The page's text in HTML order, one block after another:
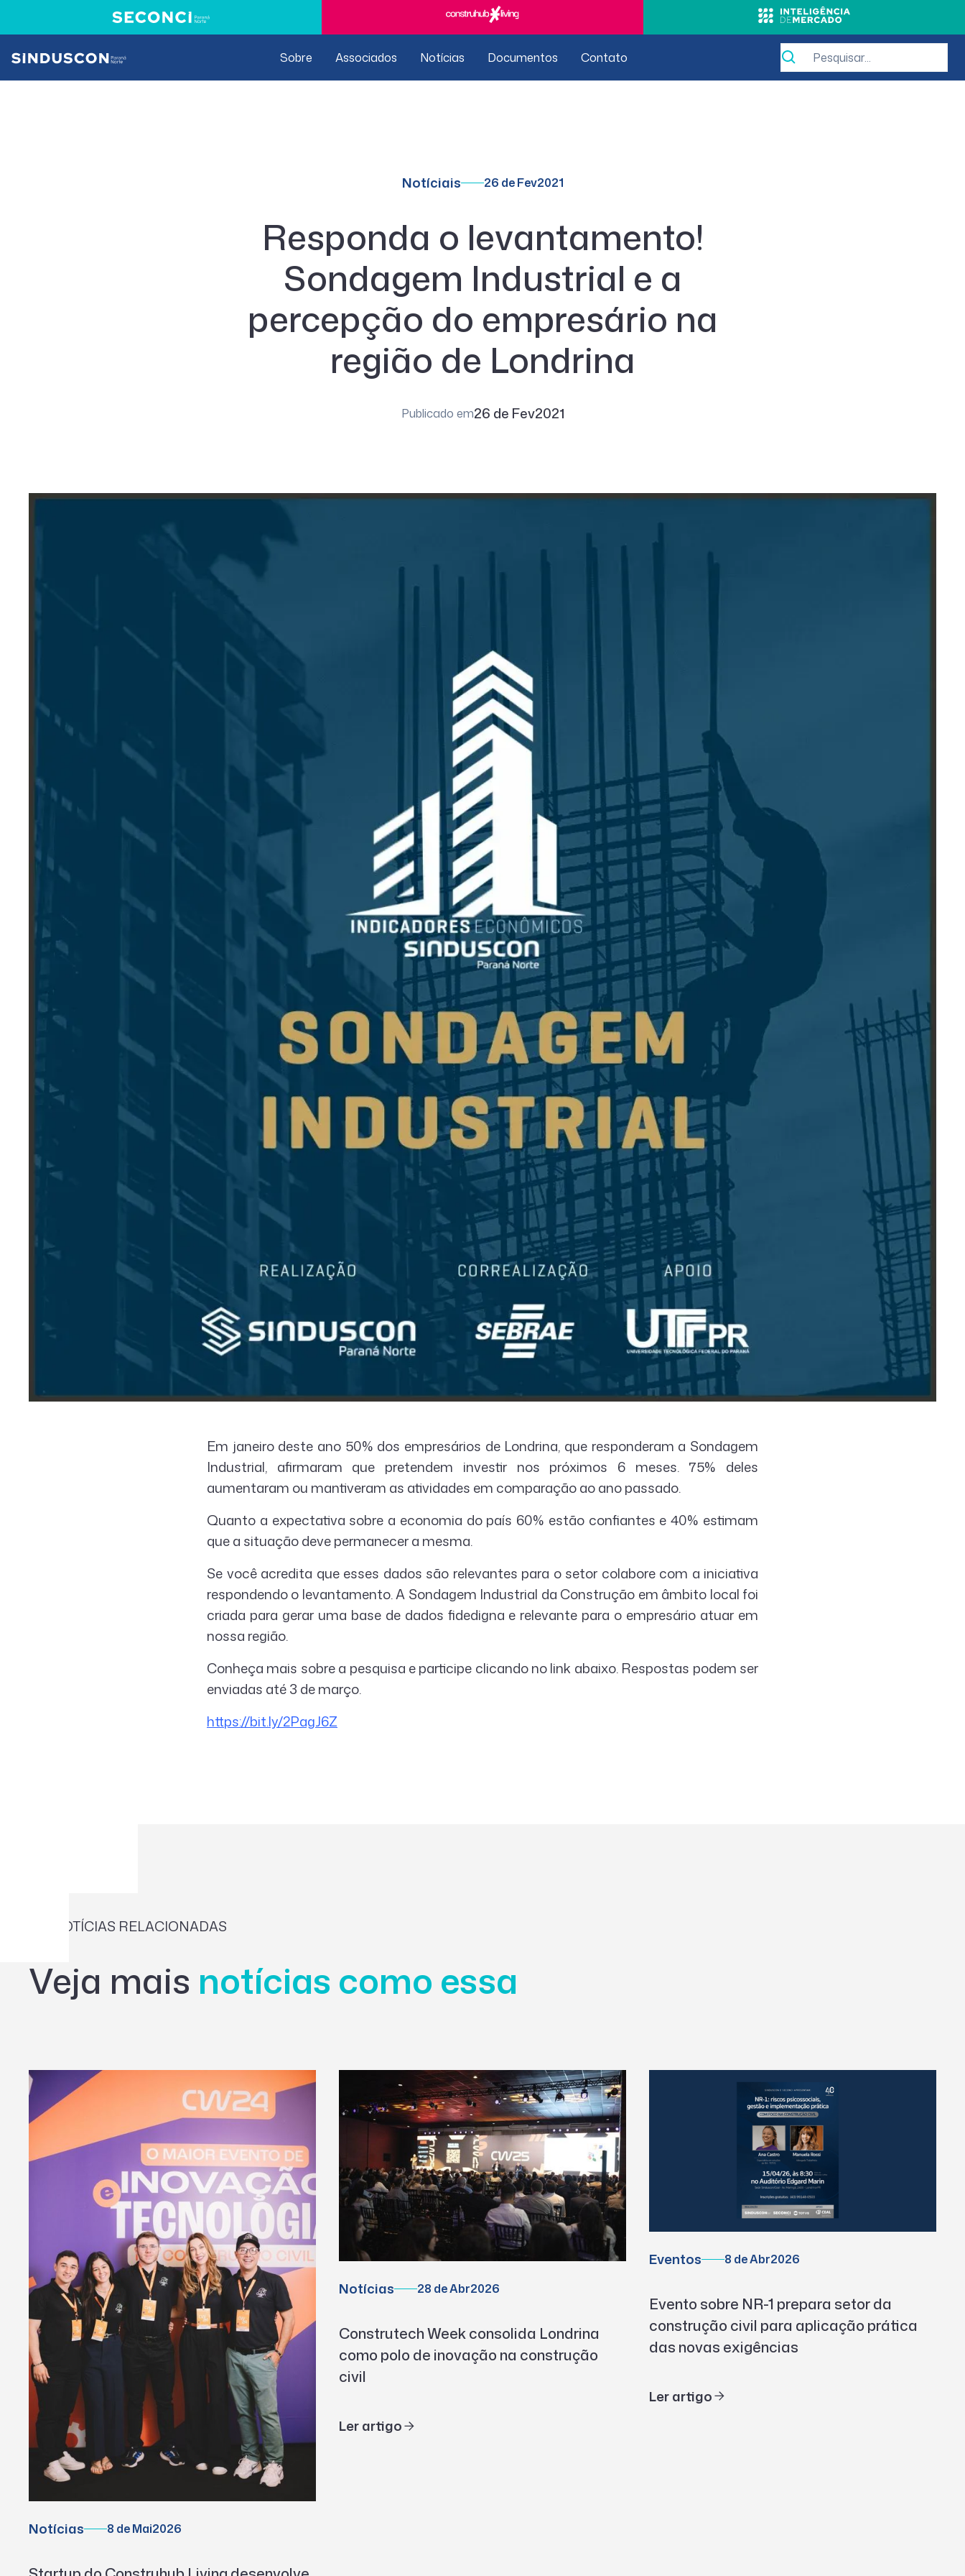
Sobre Associados Notícias Documentos Contato
Notíciais 26 de Fev2021
Responda o levantamento!
Sondagem Industrial e a
percepção do empresário na
região de Londrina
Publicado em26 de Fev2021
Em janeiro deste ano 50% dos empresários de Londrina, que responderam a Sondagem
Industrial, afirmaram que pretendem investir nos próximos 6 meses. 75% deles
aumentaram ou mantiveram as atividades em comparação ao ano passado.
Quanto a expectativa sobre a economia do país 60% estão confiantes e 40% estimam
que a situação deve permanecer a mesma.
Se você acredita que esses dados são relevantes para o setor colabore com a iniciativa
respondendo o levantamento. A Sondagem Industrial da Construção em âmbito local foi
criada para gerar uma base de dados fidedigna e relevante para o empresário atuar em
nossa região.
Conheça mais sobre a pesquisa e participe clicando no link abaixo. Respostas podem ser
enviadas até 3 de março.
https://bit.ly/2PagJ6Z
NOTÍCIAS RELACIONADAS
Veja mais notícias como essa
Notícias 8 de Mai2026
Notícias 28 de Abr2026
Construtech Week consolida Londrina
como polo de inovação na construção
civil
Ler artigo
Eventos 8 de Abr2026
Evento sobre NR-1 prepara setor da
construção civil para aplicação prática
das novas exigências
Ler artigo